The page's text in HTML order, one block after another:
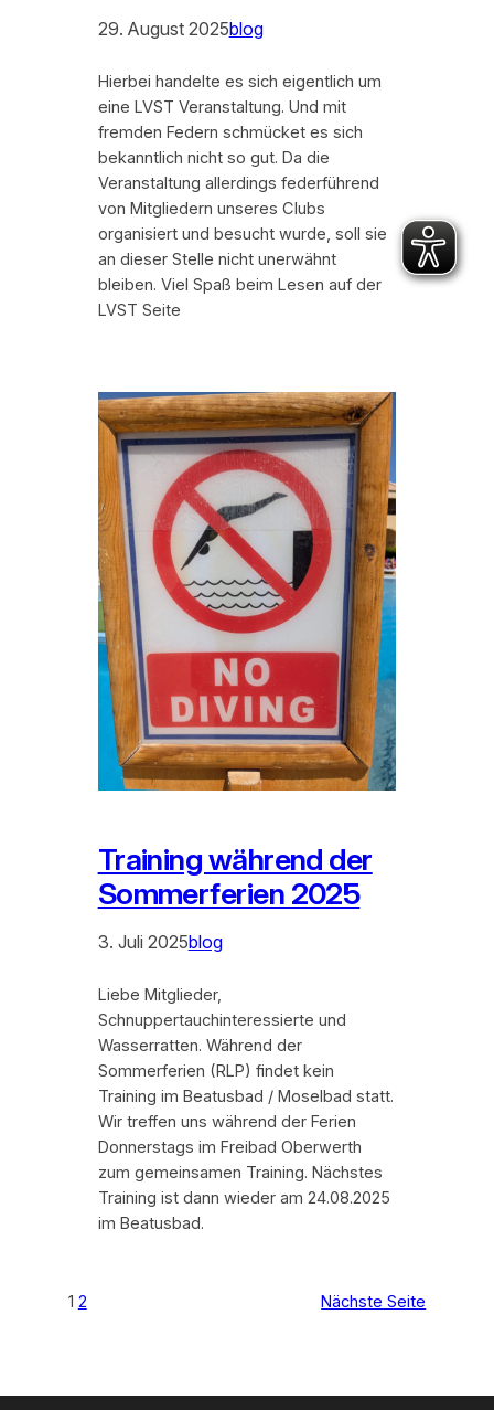
29. August 2025blog
Hierbei handelte es sich eigentlich um
eine LVST Veranstaltung. Und mit
fremden Federn schmücket es sich
bekanntlich nicht so gut. Da die
Veranstaltung allerdings federführend
von Mitgliedern unseres Clubs
organisiert und besucht wurde, soll sie
an dieser Stelle nicht unerwähnt
bleiben. Viel Spaß beim Lesen auf der
LVST Seite
Training während der
Sommerferien 2025
3. Juli 2025blog
Liebe Mitglieder,
Schnuppertauchinteressierte und
Wasserratten. Während der
Sommerferien (RLP) findet kein
Training im Beatusbad / Moselbad statt.
Wir treffen uns während der Ferien
Donnerstags im Freibad Oberwerth
zum gemeinsamen Training. Nächstes
Training ist dann wieder am 24.08.2025
im Beatusbad.
1 2 Nächste Seite